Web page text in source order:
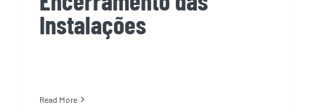
Instalações
Read More